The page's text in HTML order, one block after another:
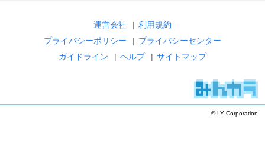
運営会社 | 利用規約
プライバシーポリシー
| プライバシーセンター
ガイドライン
| ヘルプ | サイトマップ
© LY Corporation